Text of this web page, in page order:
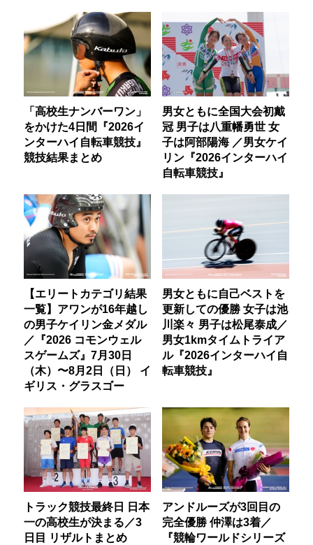
「高校生ナンバーワン」
をかけた4日間『2026イ
ンターハイ自転車競技』
競技結果まとめ
男女ともに全国大会初戴
冠 男子は八重幡勇世 女
子は阿部陽海 ／男女ケイ
リン『2026インターハイ
自転車競技』
【エリートカテゴリ結果
一覧】アワンが16年越し
の男子ケイリン金メダル
／『2026 コモンウェル
スゲームズ』7月30日
（木）〜8月2日（日） イ
ギリス・グラスゴー
男女ともに自己ベストを
更新しての優勝 女子は池
川楽々 男子は松尾泰成／
男女1kmタイムトライア
ル『2026インターハイ自
転車競技』
トラック競技最終日 日本
一の高校生が決まる／3
日目 リザルトまとめ
アンドルーズが3回目の
完全優勝 仲澤は3着／
『競輪ワールドシリーズ